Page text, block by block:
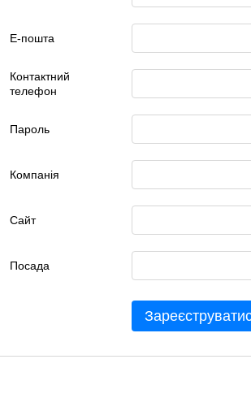
Е-пошта
Контактний
телефон
Пароль
Компанія
Сайт
Посада